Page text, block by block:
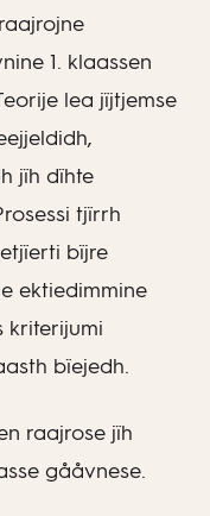
1. klaassen
lea jïjtjemse
jïh dïhte
tjïrrh
bïjre
ektiedimmine
kriterijumi
bïejedh.
raajrose jïh
gååvnese.